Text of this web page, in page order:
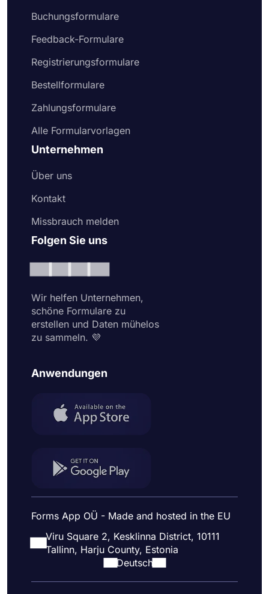
Buchungsformulare
Feedback-Formulare
Registrierungsformulare
Bestellformulare
Zahlungsformulare
Alle Formularvorlagen
Unternehmen
Über uns
Kontakt
Missbrauch melden
Folgen Sie uns
Wir helfen Unternehmen,
schöne Formulare zu
erstellen und Daten mühelos
zu sammeln. 💜
Anwendungen
Forms App OÜ - Made and hosted in the EU
Viru Square 2, Kesklinna District, 10111
Tallinn, Harju County, Estonia
Deutsch